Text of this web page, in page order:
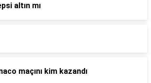
altın mı
maçını kim kazandı